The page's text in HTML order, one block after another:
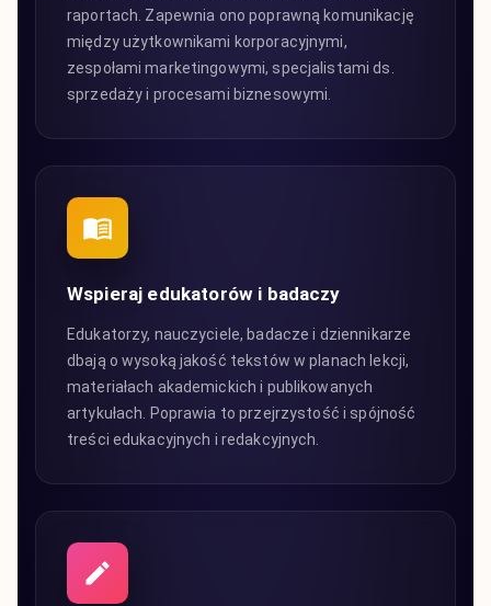
raportach. Zapewnia ono poprawną komunikację
między użytkownikami korporacyjnymi,
zespołami marketingowymi, specjalistami ds.
sprzedaży i procesami biznesowymi.
Wspieraj edukatorów i badaczy
Edukatorzy, nauczyciele, badacze i dziennikarze
dbają o wysoką jakość tekstów w planach lekcji,
materiałach akademickich i publikowanych
artykułach. Poprawia to przejrzystość i spójność
treści edukacyjnych i redakcyjnych.